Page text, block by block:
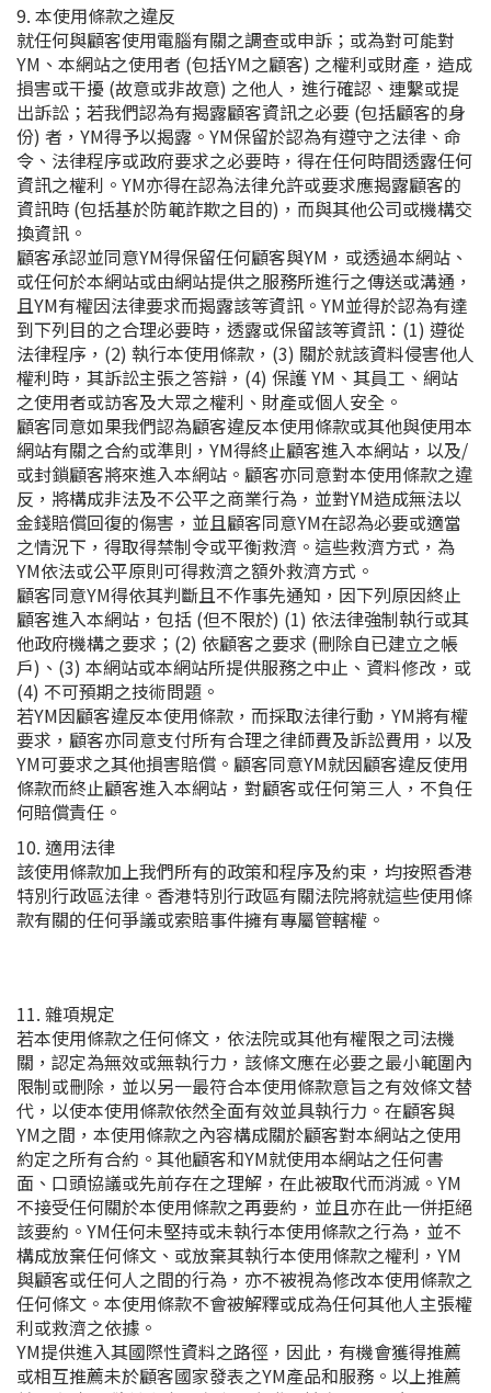
9. 本使用條款之違反
就任何與顧客使用電腦有關之調查或申訴；或為對可能對
YM、本網站之使用者 (包括YM之顧客) 之權利或財產，造成
損害或干擾 (故意或非故意) 之他人，進行確認、連繫或提
出訴訟；若我們認為有揭露顧客資訊之必要 (包括顧客的身
份) 者，YM得予以揭露。YM保留於認為有遵守之法律、命
令、法律程序或政府要求之必要時，得在任何時間透露任何
資訊之權利。YM亦得在認為法律允許或要求應揭露顧客的
資訊時 (包括基於防範詐欺之目的)，而與其他公司或機構交
換資訊。
顧客承認並同意YM得保留任何顧客與YM，或透過本網站、
或任何於本網站或由網站提供之服務所進行之傳送或溝通，
且YM有權因法律要求而揭露該等資訊。YM並得於認為有達
到下列目的之合理必要時，透露或保留該等資訊：(1) 遵從
法律程序，(2) 執行本使用條款，(3) 關於就該資料侵害他人
權利時，其訴訟主張之答辯，(4) 保護 YM、其員工、網站
之使用者或訪客及大眾之權利、財產或個人安全。
顧客同意如果我們認為顧客違反本使用條款或其他與使用本
網站有關之合約或準則，YM得終止顧客進入本網站，以及/
或封鎖顧客將來進入本網站。顧客亦同意對本使用條款之違
反，將構成非法及不公平之商業行為，並對YM造成無法以
金錢賠償回復的傷害，並且顧客同意YM在認為必要或適當
之情況下，得取得禁制令或平衡救濟。這些救濟方式，為
YM依法或公平原則可得救濟之額外救濟方式。
顧客同意YM得依其判斷且不作事先通知，因下列原因終止
顧客進入本網站，包括 (但不限於) (1) 依法律強制執行或其
他政府機構之要求；(2) 依顧客之要求 (刪除自已建立之帳
戶)、(3) 本網站或本網站所提供服務之中止、資料修改，或
(4) 不可預期之技術問題。
若YM因顧客違反本使用條款，而採取法律行動，YM將有權
要求，顧客亦同意支付所有合理之律師費及訴訟費用，以及
YM可要求之其他損害賠償。顧客同意YM就因顧客違反使用
條款而終止顧客進入本網站，對顧客或任何第三人，不負任
何賠償責任。
10. 適用法律
該使用條款加上我們所有的政策和程序及約束，均按照香港
特別行政區法律。香港特別行政區有關法院將就這些使用條
款有關的任何爭議或索賠事件擁有專屬管轄權。
11. 雜項規定
若本使用條款之任何條文，依法院或其他有權限之司法機
關，認定為無效或無執行力，該條文應在必要之最小範圍內
限制或刪除，並以另一最符合本使用條款意旨之有效條文替
代，以使本使用條款依然全面有效並具執行力。在顧客與
YM之間，本使用條款之內容構成關於顧客對本網站之使用
約定之所有合約。其他顧客和YM就使用本網站之任何書
面、口頭協議或先前存在之理解，在此被取代而消滅。YM
不接受任何關於本使用條款之再要約，並且亦在此一併拒絕
該要約。YM任何未堅持或未執行本使用條款之行為，並不
構成放棄任何條文、或放棄其執行本使用條款之權利，YM
與顧客或任何人之間的行為，亦不被視為修改本使用條款之
任何條文。本使用條款不會被解釋或成為任何其他人主張權
利或救濟之依據。
YM提供進入其國際性資料之路徑，因此，有機會獲得推薦
或相互推薦未於顧客國家發表之YM產品和服務。以上推薦